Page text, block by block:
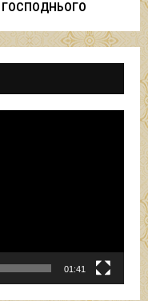
ГОСПОДНЬОГО
01:41